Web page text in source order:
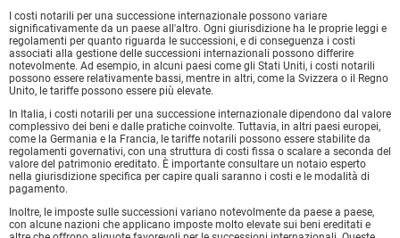
I costi notarili per una successione internazionale possono variare
significativamente da un paese all'altro. Ogni giurisdizione ha le proprie leggi e
regolamenti per quanto riguarda le successioni, e di conseguenza i costi
associati alla gestione delle successioni internazionali possono differire
notevolmente. Ad esempio, in alcuni paesi come gli Stati Uniti, i costi notarili
possono essere relativamente bassi, mentre in altri, come la Svizzera o il Regno
Unito, le tariffe possono essere più elevate.
In Italia, i costi notarili per una successione internazionale dipendono dal valore
complessivo dei beni e dalle pratiche coinvolte. Tuttavia, in altri paesi europei,
come la Germania e la Francia, le tariffe notarili possono essere stabilite da
regolamenti governativi, con una struttura di costi fissa o scalare a seconda del
valore del patrimonio ereditato. È importante consultare un notaio esperto
nella giurisdizione specifica per capire quali saranno i costi e le modalità di
pagamento.
Inoltre, le imposte sulle successioni variano notevolmente da paese a paese,
con alcune nazioni che applicano imposte molto elevate sui beni ereditati e